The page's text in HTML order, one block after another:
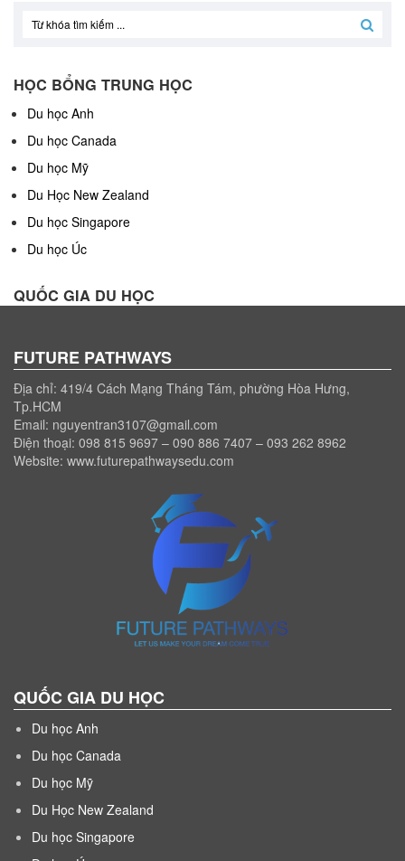
HỌC BỔNG TRUNG HỌC
Du học Anh
Du học Canada
Du học Mỹ
Du Học New Zealand
Du học Singapore
Du học Úc
QUỐC GIA DU HỌC
FUTURE PATHWAYS
Địa chỉ: 419/4 Cách Mạng Tháng Tám, phường Hòa Hưng,
Tp.HCM
Email: nguyentran3107@gmail.com
Điện thoại: 098 815 9697 – 090 886 7407 – 093 262 8962
Website: www.futurepathwaysedu.com
QUỐC GIA DU HỌC
Du học Anh
Du học Canada
Du học Mỹ
Du Học New Zealand
Du học Singapore